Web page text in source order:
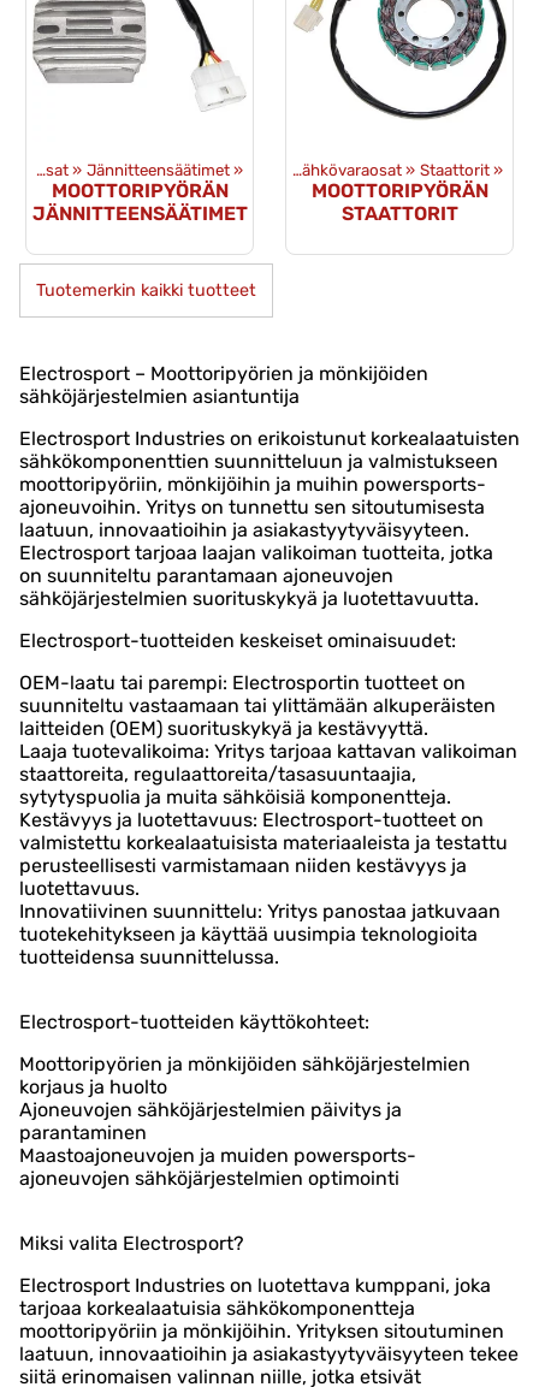
Sähkövaraosat ‪» Jännitteensäätimet ‪»
MOOTTORIPYÖRÄN
JÄNNITTEENSÄÄTIMET
Tuotteet ‪» Varaosat Sähkövaraosat ‪» Staattorit ‪»
MOOTTORIPYÖRÄN
STAATTORIT
Tuotemerkin kaikki tuotteet
Electrosport – Moottoripyörien ja mönkijöiden
sähköjärjestelmien asiantuntija
Electrosport Industries on erikoistunut korkealaatuisten
sähkökomponenttien suunnitteluun ja valmistukseen
moottoripyöriin, mönkijöihin ja muihin powersports-
ajoneuvoihin. Yritys on tunnettu sen sitoutumisesta
laatuun, innovaatioihin ja asiakastyytyväisyyteen.
Electrosport tarjoaa laajan valikoiman tuotteita, jotka
on suunniteltu parantamaan ajoneuvojen
sähköjärjestelmien suorituskykyä ja luotettavuutta.
Electrosport-tuotteiden keskeiset ominaisuudet:
OEM-laatu tai parempi: Electrosportin tuotteet on
suunniteltu vastaamaan tai ylittämään alkuperäisten
laitteiden (OEM) suorituskykyä ja kestävyyttä.
Laaja tuotevalikoima: Yritys tarjoaa kattavan valikoiman
staattoreita, regulaattoreita/tasasuuntaajia,
sytytyspuolia ja muita sähköisiä komponentteja.
Kestävyys ja luotettavuus: Electrosport-tuotteet on
valmistettu korkealaatuisista materiaaleista ja testattu
perusteellisesti varmistamaan niiden kestävyys ja
luotettavuus.
Innovatiivinen suunnittelu: Yritys panostaa jatkuvaan
tuotekehitykseen ja käyttää uusimpia teknologioita
tuotteidensa suunnittelussa.
Electrosport-tuotteiden käyttökohteet:
Moottoripyörien ja mönkijöiden sähköjärjestelmien
korjaus ja huolto
Ajoneuvojen sähköjärjestelmien päivitys ja
parantaminen
Maastoajoneuvojen ja muiden powersports-
ajoneuvojen sähköjärjestelmien optimointi
Miksi valita Electrosport?
Electrosport Industries on luotettava kumppani, joka
tarjoaa korkealaatuisia sähkökomponentteja
moottoripyöriin ja mönkijöihin. Yrityksen sitoutuminen
laatuun, innovaatioihin ja asiakastyytyväisyyteen tekee
siitä erinomaisen valinnan niille, jotka etsivät